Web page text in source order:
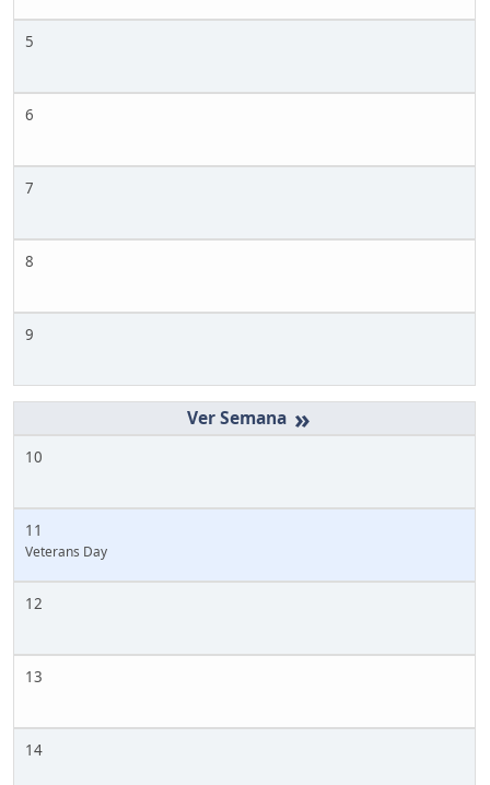
5
6
7
8
9
»
10
11
Veterans Day
12
13
14